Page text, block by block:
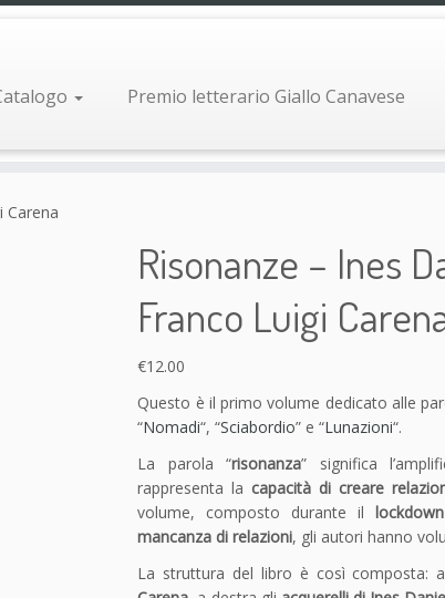
Premio letterario Giallo Canavese
Carena
Risonanze – Ines
Franco Luigi
€12.00
Questo è il primo volume dedicato alle
“Nomadi“, “Sciabordio” e “Lunazioni“.
La parola “risonanza” significa
rappresenta la capacità di creare
volume, composto durante il lockdown
mancanza di relazioni, gli autori hanno
La struttura del libro è così composta: